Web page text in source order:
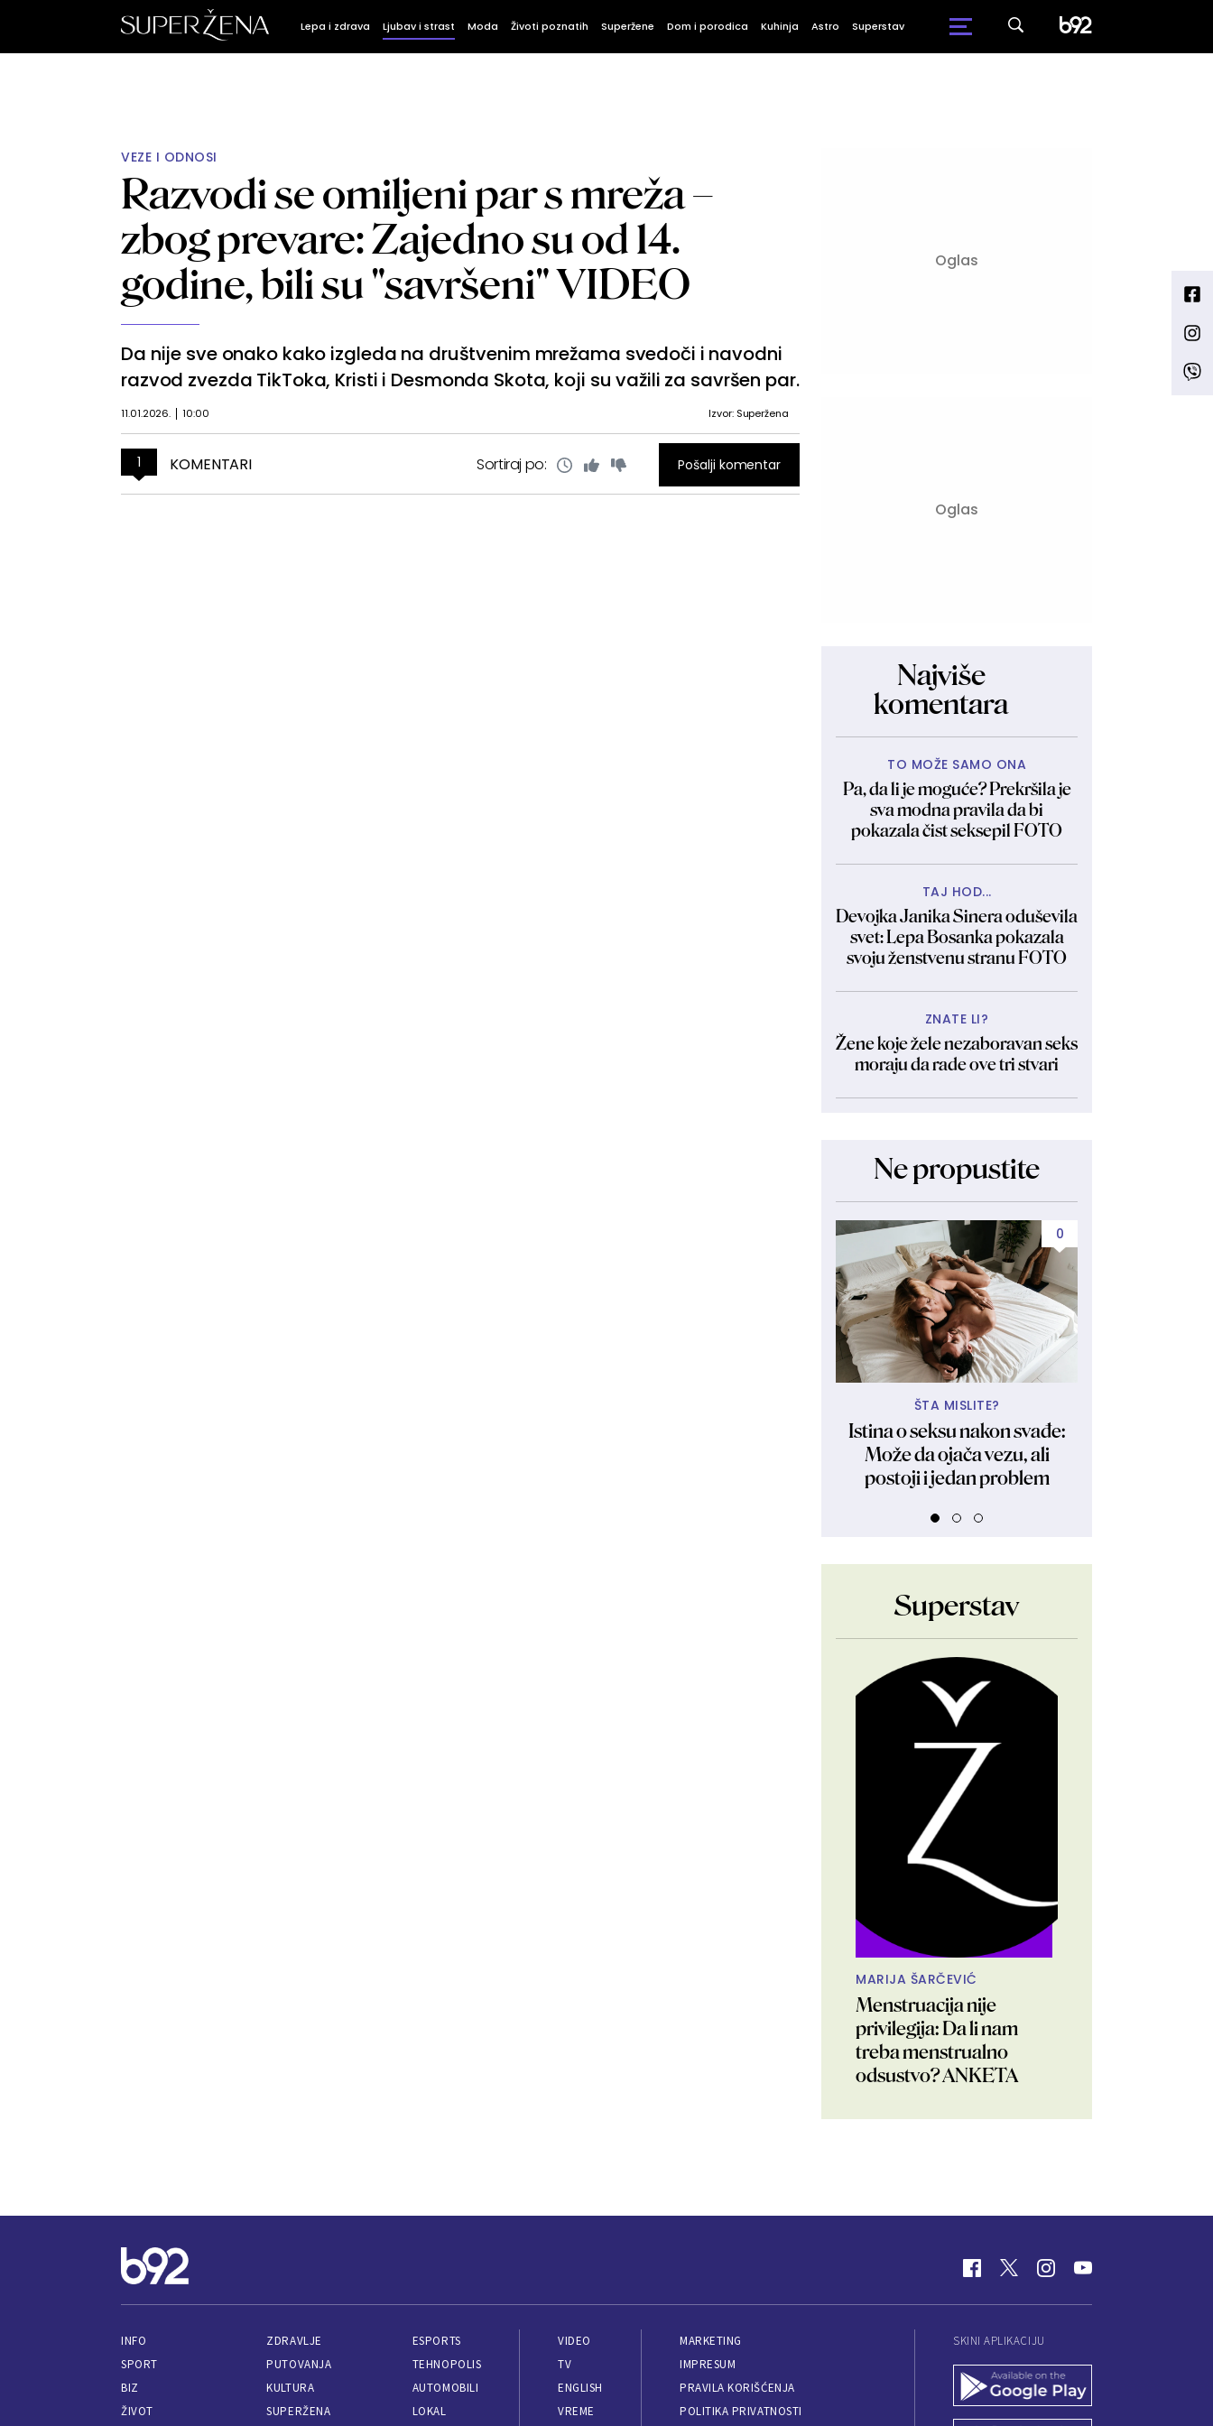
Lepa i zdrava Ljubav i strast Moda Životi poznatih Superžene Dom i porodica Kuhinja Astro Superstav
VEZE I ODNOSI
Razvodi se omiljeni par s mreža –
zbog prevare: Zajedno su od 14.
godine, bili su "savršeni" VIDEO
Da nije sve onako kako izgleda na društvenim mrežama svedoči i navodni
razvod zvezda TikToka, Kristi i Desmonda Skota, koji su važili za savršen par.
11.01.2026. 10:00 Izvor: Superžena
1 KOMENTARI Sortiraj po: Pošalji komentar
Najviše
komentara
TO MOŽE SAMO ONA
Pa, da li je moguće? Prekršila je
sva modna pravila da bi
pokazala čist seksepil FOTO
TAJ HOD...
Devojka Janika Sinera oduševila
svet: Lepa Bosanka pokazala
svoju ženstvenu stranu FOTO
ZNATE LI?
Žene koje žele nezaboravan seks
moraju da rade ove tri stvari
Ne propustite
0
ŠTA MISLITE?
Istina o seksu nakon svađe:
Može da ojača vezu, ali
postoji i jedan problem
Superstav
MARIJA ŠARČEVIĆ
Menstruacija nije
privilegija: Da li nam
treba menstrualno
odsustvo? ANKETA
INFO
SPORT
BIZ
ŽIVOT
ZDRAVLJE
PUTOVANJA
KULTURA
SUPERŽENA
ESPORTS
TEHNOPOLIS
AUTOMOBILI
LOKAL
VIDEO
TV
ENGLISH
VREME
MARKETING
IMPRESUM
PRAVILA KORIŠĆENJA
POLITIKA PRIVATNOSTI
SKINI APLIKACIJU